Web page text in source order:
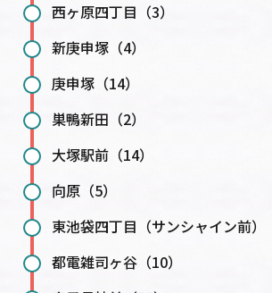
西ヶ原四丁目（3）
新庚申塚（4）
庚申塚（14）
巣鴨新田（2）
大塚駅前（14）
向原（5）
東池袋四丁目（サンシャイン前）
都電雑司ヶ谷（10）